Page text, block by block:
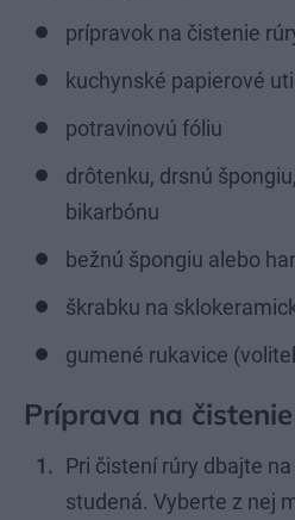
prípravok na čistenie
kuchynské papierové
potravinovú fóliu
drôtenku, drsnú
bikarbónu
bežnú špongiu alebo
škrabku na
gumené rukavice
Príprava na čistenie
Pri čistení rúry dbajte
studená. Vyberte z nej